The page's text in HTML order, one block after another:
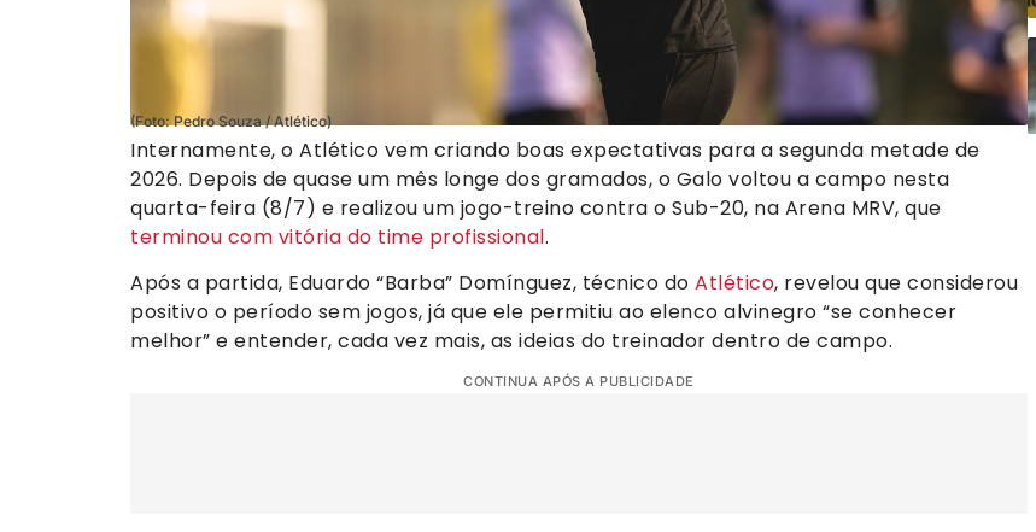
(Foto: Pedro Souza / Atlético)
Internamente, o Atlético vem criando boas expectativas para a segunda metade de
2026. Depois de quase um mês longe dos gramados, o Galo voltou a campo nesta
quarta-feira (8/7) e realizou um jogo-treino contra o Sub-20, na Arena MRV, que
terminou com vitória do time profissional.
Após a partida, Eduardo “Barba” Domínguez, técnico do Atlético, revelou que considerou
positivo o período sem jogos, já que ele permitiu ao elenco alvinegro “se conhecer
melhor” e entender, cada vez mais, as ideias do treinador dentro de campo.
CONTINUA APÓS A PUBLICIDADE